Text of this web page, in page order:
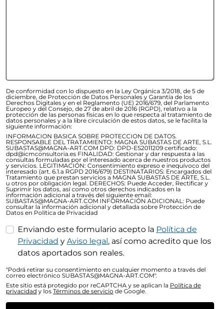
De conformidad con lo dispuesto en la Ley Orgánica 3/2018, de 5 de
diciembre, de Protección de Datos Personales y Garantía de los
Derechos Digitales y en el Reglamento (UE) 2016/679, del Parlamento
Europeo y del Consejo, de 27 de abril de 2016 (RGPD), relativo a la
protección de las personas físicas en lo que respecta al tratamiento de
datos personales y a la libre circulación de estos datos, se le facilita la
siguiente información:
INFORMACION BASICA SOBRE PROTECCION DE DATOS.
RESPONSABLE DEL TRATAMIENTO: MAGNA SUBASTAS DE ARTE, S.L.
SUBASTAS@MAGNA-ART.COM DPD: DPD-ES2011209 certificado:
dpd@icmconsultoria.es FINALIDAD: Gestionar y dar respuesta a las
consultas formuladas por el interesado acerca de nuestros productos
y servicios. LEGITIMACIÓN: Consentimiento expreso e inequívoco del
interesado (art. 6.1.a RGPD 2016/679) DESTINATARIOS: Encargados del
Tratamiento que prestan servicios a MAGNA SUBASTAS DE ARTE, S.L.
u otros por obligación legal. DERECHOS: Puede Acceder, Rectificar y
Suprimir los datos, así como otros derechos indicados en la
información adicional a través del siguiente email:
SUBASTAS@MAGNA-ART.COM INFORMACIÓN ADICIONAL: Puede
consultar la información adicional y detallada sobre Protección de
Datos en Política de Privacidad
Enviando este formulario acepto la Política de
Privacidad y Aviso legal, así como acredito que los
datos aportados son reales.
"Podrá retirar su consentimiento en cualquier momento a través del
correo electrónico SUBASTAS@MAGNA-ART.COM".
Este sitio está protegido por reCAPTCHA y se aplican la Política de
privacidad y los Términos de servicio de Google.